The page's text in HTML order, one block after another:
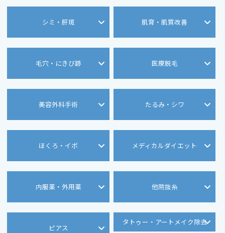
シミ・肝斑 肌育・肌質改善
毛穴・にきび跡 医療脱毛
美容外科手術 たるみ・シワ
ほくろ・イボ メディカルダイエット
内服薬・外用薬 他院抜糸
ピアス
タトゥー・アートメイク除去